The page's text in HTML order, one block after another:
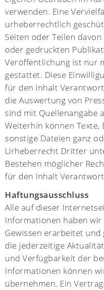
verwenden. Eine
urheberrechtlich
Seiten oder Teilen
oder gedruckten
Veröffentlichung ist nur
gestattet. Diese
für den Inhalt
die Auswertung von
sind mit Quellenangabe
Weiterhin können Texte,
sonstige Dateien ganz
Urheberrecht Dritter
Bestehen möglicher
für den Inhalt
Haftungsausschluss
Alle auf dieser
Informationen haben wir
Gewissen erarbeitet
die jederzeitige
und Verfügbarkeit der
Informationen können
übernehmen. Ein